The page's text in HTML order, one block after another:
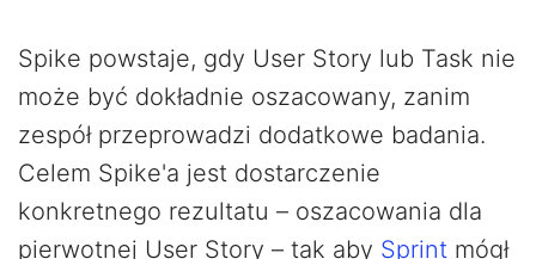
Spike powstaje, gdy User Story lub Task nie
może być dokładnie oszacowany, zanim
zespół przeprowadzi dodatkowe badania.
Celem Spike'a jest dostarczenie
konkretnego rezultatu – oszacowania dla
pierwotnej User Story – tak aby Sprint mógł